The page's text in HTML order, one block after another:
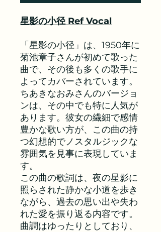
星影の小径 Ref Vocal
「星影の小径」は、1950年に
菊池章子さんが初めて歌った
曲で、その後も多くの歌手に
よってカバーされています。
ちあきなおみさんのバージョ
ンは、その中でも特に人気が
あります。彼女の繊細で感情
豊かな歌い方が、この曲の持
つ幻想的でノスタルジックな
雰囲気を見事に表現していま
す。
この曲の歌詞は、夜の星影に
照らされた静かな小道を歩き
ながら、過去の思い出や失わ
れた愛を振り返る内容です。
曲調はゆったりとしており、